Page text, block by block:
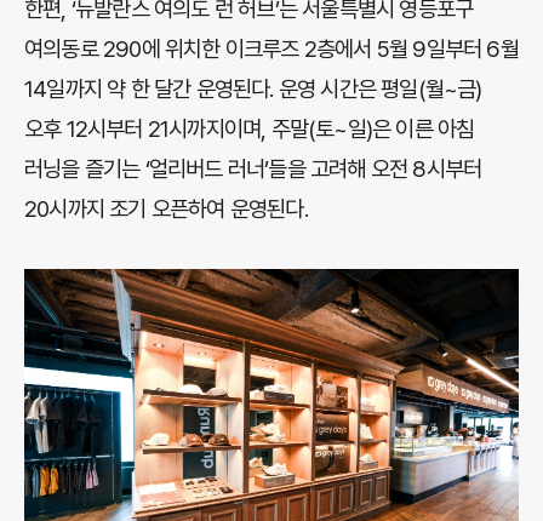
한편, ‘뉴발란스 여의도 런 허브’는 서울특별시 영등포구
여의동로 290에 위치한 이크루즈 2층에서 5월 9일부터 6월
14일까지 약 한 달간 운영된다. 운영 시간은 평일(월~금)
오후 12시부터 21시까지이며, 주말(토~일)은 이른 아침
러닝을 즐기는 ‘얼리버드 러너’들을 고려해 오전 8시부터
20시까지 조기 오픈하여 운영된다.